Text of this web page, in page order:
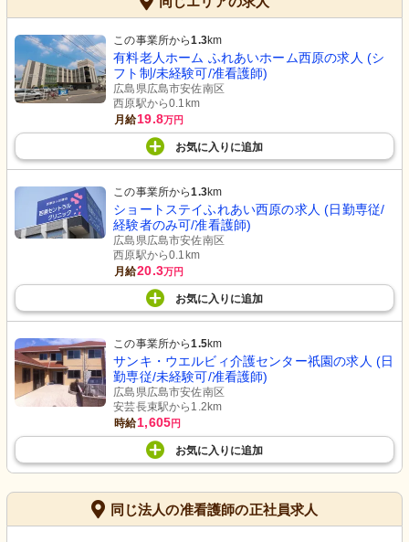
この事業所から1.3km
有料老人ホーム ふれあいホーム西原の求人 (シ
フト制/未経験可/准看護師)
広島県広島市安佐南区
西原駅から0.1km
月給19.8万円
お気に入り に追加
この事業所から1.3km
ショートステイふれあい西原の求人 (日勤専従/
経験者のみ可/准看護師)
広島県広島市安佐南区
西原駅から0.1km
月給20.3万円
お気に入り に追加
この事業所から1.5km
サンキ・ウエルビィ介護センター祇園の求人 (日
勤専従/未経験可/准看護師)
広島県広島市安佐南区
安芸長束駅から1.2km
時給1,605円
お気に入り に追加
同じ法人の准看護師の正社員求人